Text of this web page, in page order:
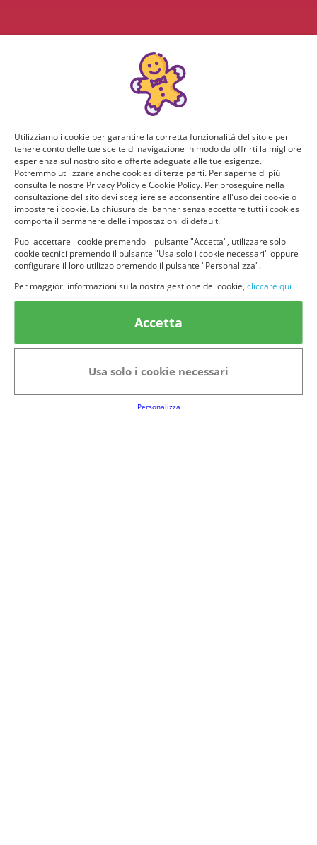
© provaprodottigratis.it 2023 | All Rights Reserved.
Categorie in evidenza
Bellezza
Alimenti e bevande
Animali
Utilizziamo i cookie per garantire la corretta funzionalità del sito e per
tenere conto delle tue scelte di navigazione in modo da offrirti la migliore
esperienza sul nostro sito e offerte adeguate alle tue esigenze.
Potremmo utilizzare anche cookies di terze parti. Per saperne di più
consulta le nostre Privacy Policy e Cookie Policy. Per proseguire nella
consultazione del sito devi scegliere se acconsentire all'uso dei cookie o
impostare i cookie. La chiusura del banner senza accettare tutti i cookies
comporta il permanere delle impostazioni di default.
Puoi accettare i cookie premendo il pulsante "Accetta", utilizzare solo i
cookie tecnici premendo il pulsante "Usa solo i cookie necessari" oppure
configurare il loro utilizzo premendo il pulsante "Personalizza".
Per maggiori informazioni sulla nostra gestione dei cookie, cliccare qui
Accetta
Usa solo i cookie necessari
Personalizza